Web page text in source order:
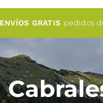
ENVÍOS GRATIS pedidos